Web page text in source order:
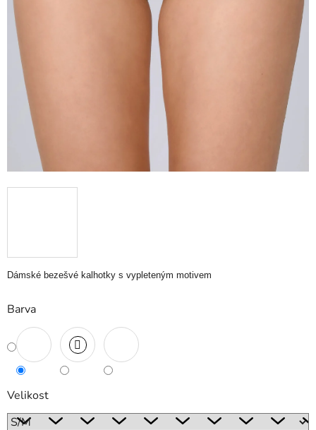
Dámské bezešvé kalhotky s vypleteným motivem
Barva
Velikost